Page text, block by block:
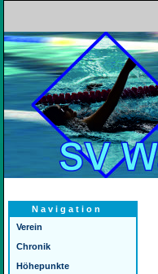
Navigation
Verein
Chronik
Höhepunkte